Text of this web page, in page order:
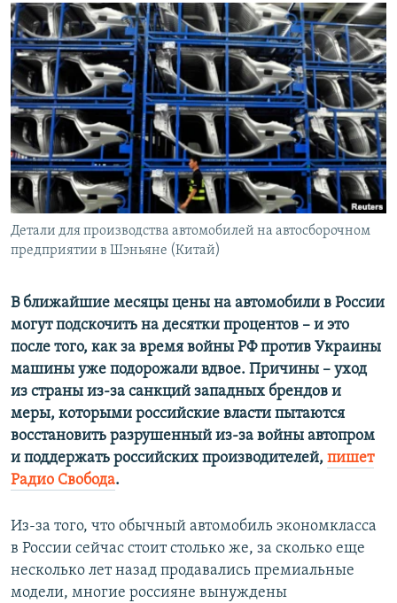
ТЕЛЕПРОЕКТ КРЫМ.РЕАЛИИ
СОВЕТЫ ПРАВОЗАЩИТНИКОВ
ПРОПАВШИЕ БЕЗ ВЕСТИ
ПОБЕДИТЕЛЕЙ НЕ СУДЯТ?
КРЫМ.НЕПОКОРЕННЫЙ
ELIFBE
УКРАИНСКАЯ ПРОБЛЕМА КРЫМА
Українською
Qırımtatar
ПРИСОЕДИНЯЙТЕСЬ!
Все сайты RFE/RL
Детали для производства автомобилей на автосборочном
предприятии в Шэньяне (Китай)
В ближайшие месяцы цены на автомобили в России
могут подскочить на десятки процентов – и это
после того, как за время войны РФ против Украины
машины уже подорожали вдвое. Причины – уход
из страны из-за санкций западных брендов и
меры, которыми российские власти пытаются
восстановить разрушенный из-за войны автопром
и поддержать российских производителей, пишет
Радио Свобода.
Из-за того, что обычный автомобиль экономкласса
в России сейчас стоит столько же, за сколько еще
несколько лет назад продавались премиальные
модели, многие россияне вынуждены